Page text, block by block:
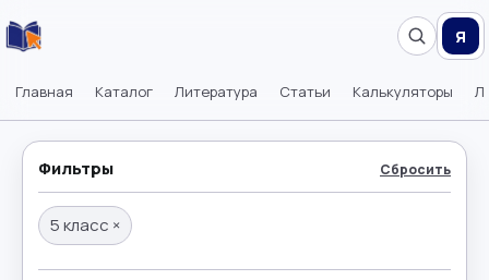
Главная Каталог Литература Статьи Калькуляторы
Я
Фильтры Сбросить
5 класс ×